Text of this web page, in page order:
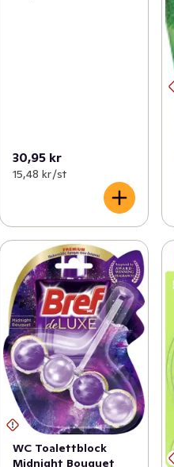
30,95 kr
15,48 kr /st
WC Toalettblock
Midnight Bouquet